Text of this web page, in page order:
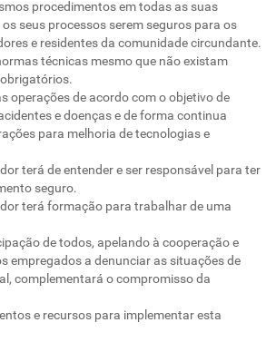
procedimentos em todas as suas
seus processos serem seguros para os
e residentes da comunidade circundante.
técnicas mesmo que não existam
operações de acordo com o objetivo de
e doenças e de forma continua
para melhoria de tecnologias e
terá de entender e ser responsável para ter
seguro.
terá formação para trabalhar de uma
de todos, apelando à cooperação e
empregados a denunciar as situações de
complementará o compromisso da
e recursos para implementar esta